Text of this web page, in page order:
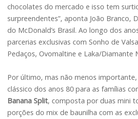
chocolates do mercado e isso tem
surpreendentes”, aponta João Branco,
do McDonald’s Brasil. Ao longo dos
parcerias exclusivas com Sonho de
Pedaços, Ovomaltine e Laka/Diamante
Por último, mas não menos
clássico dos anos 80 para as famílias
Banana Split, composta por duas mini
porções do mix de baunilha com as